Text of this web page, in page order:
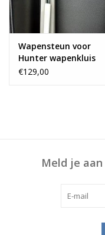
Wapensteun voor
Hunter wapenkluis
€129,00
Meld je